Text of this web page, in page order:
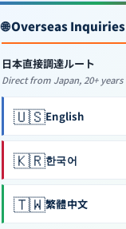
🌐 Overseas Inquiries
日本直接調達ルート
Direct from Japan, 20+ years
🇺🇸English
🇰🇷한국어
🇹🇼繁體中文